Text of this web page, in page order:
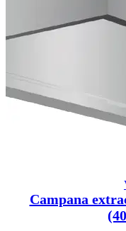
Campana